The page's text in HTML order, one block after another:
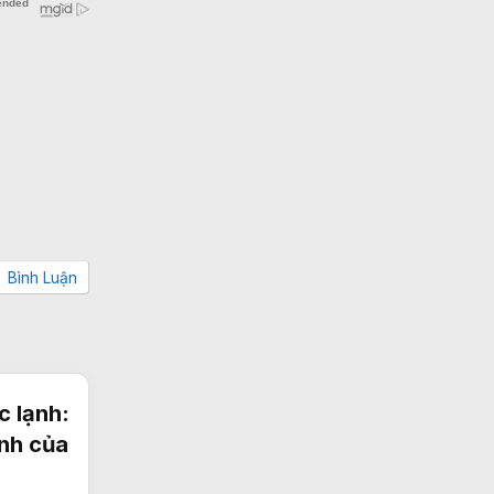
Bình Luận
lạnh:
của